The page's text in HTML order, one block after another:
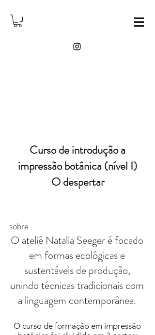
Curso de introdução a
impressão botânica (nível I)
O despertar
sobre
O ateliê Natalia Seeger é focado
em formas ecológicas e
sustentáveis de produção,
unindo técnicas tradicionais com
a linguagem contemporânea.
O curso de formação em impressão